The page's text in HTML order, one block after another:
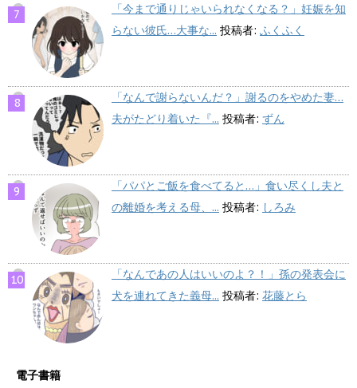
「今まで通りじゃいられなくなる？」妊娠を知
らない彼氏…大事な... 投稿者: ふくふく
「なんで謝らないんだ？」謝るのをやめた妻…
夫がたどり着いた『... 投稿者: ずん
「パパとご飯を食べてると…」食い尽くし夫と
の離婚を考える母、... 投稿者: しろみ
「なんであの人はいいのよ？！」孫の発表会に
犬を連れてきた義母... 投稿者: 花藤とら
電子書籍